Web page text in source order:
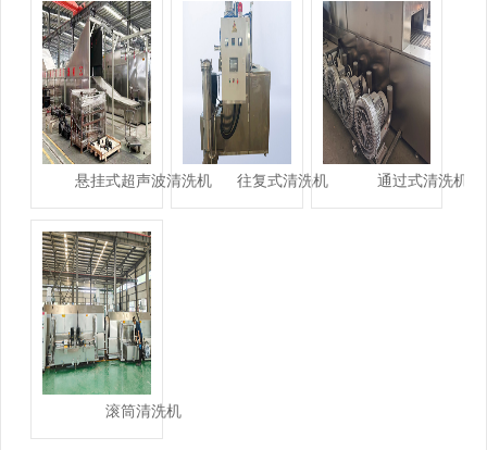
悬挂式超声波清洗机 往复式清洗机 通过式清洗机
滚筒清洗机